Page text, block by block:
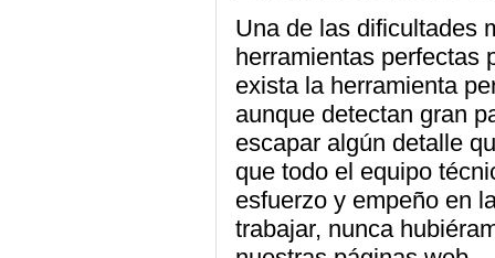
Una de las dificultades
herramientas perfectas
exista la herramienta
aunque detectan gran
escapar algún detalle
que todo el equipo
esfuerzo y empeño en
trabajar, nunca